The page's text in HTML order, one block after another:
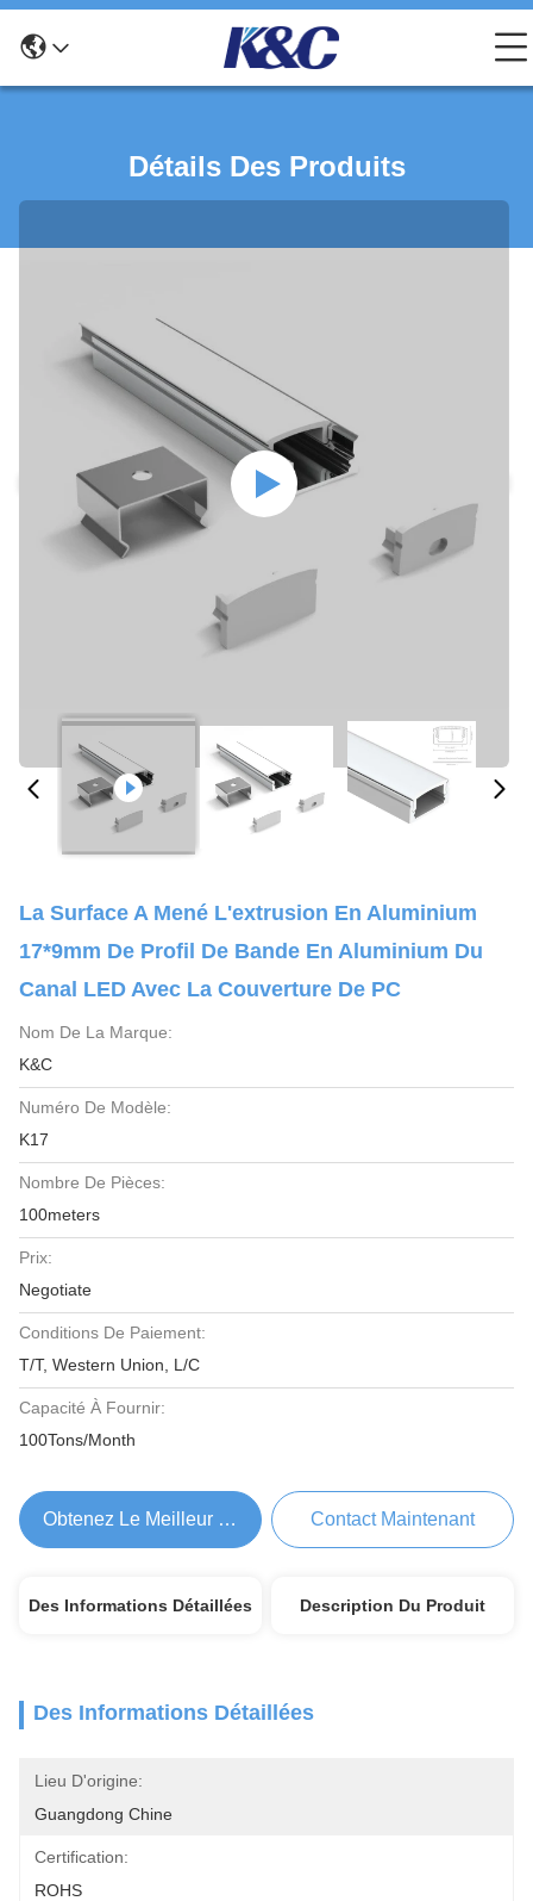
Détails Des Produits
La Surface A Mené L'extrusion En Aluminium
17*9mm De Profil De Bande En Aluminium Du
Canal LED Avec La Couverture De PC
Nom De La Marque:
K&C
Numéro De Modèle:
K17
Nombre De Pièces:
100meters
Prix:
Negotiate
Conditions De Paiement:
T/T, Western Union, L/C
Capacité À Fournir:
100Tons/Month
Obtenez Le Meilleur Prix Contact Maintenant
Des Informations Détaillées Description Du Produit
Des Informations Détaillées
Lieu D'origine:
Guangdong Chine
Certification:
ROHS